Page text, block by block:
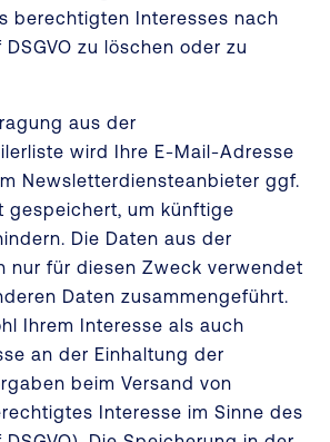
berechtigten Interesses nach
DSGVO zu löschen oder zu
aus der
wird Ihre E-Mail-Adresse
Newsletterdiensteanbieter ggf.
gespeichert, um künftige
Die Daten aus der
nur für diesen Zweck verwendet
Daten zusammengeführt.
Ihrem Interesse als auch
an der Einhaltung der
beim Versand von
Interesse im Sinne des